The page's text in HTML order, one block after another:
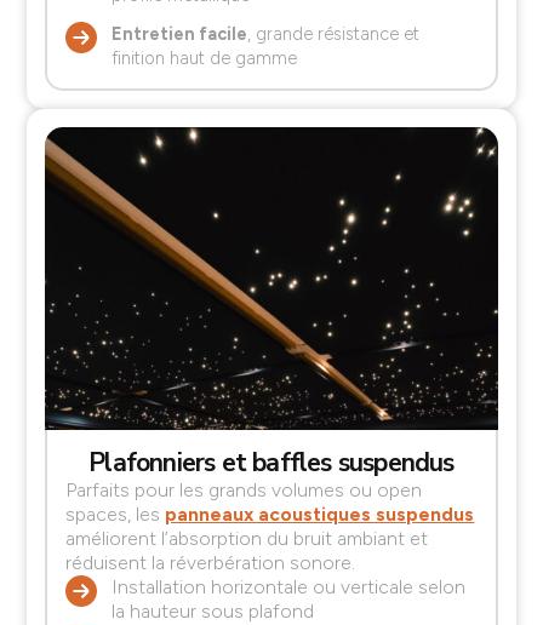
Entretien facile, grande résistance et
finition haut de gamme
Plafonniers et baffles suspendus
Parfaits pour les grands volumes ou open
spaces, les panneaux acoustiques suspendus
améliorent l’absorption du bruit ambiant et
réduisent la réverbération sonore.
Installation horizontale ou verticale selon
la hauteur sous plafond